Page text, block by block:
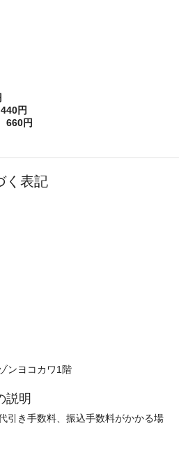
440円
660円
く表記
ンヨコカワ1階
説明
引き手数料、振込手数料がかかる場